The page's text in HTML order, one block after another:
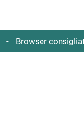
Browser